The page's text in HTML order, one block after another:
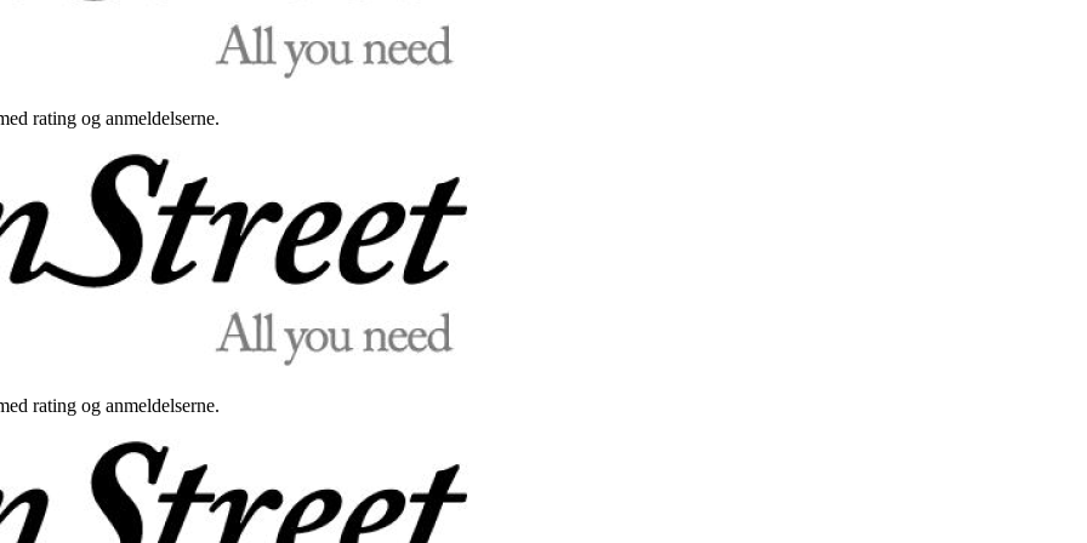
rating og anmeldelserne.
rating og anmeldelserne.